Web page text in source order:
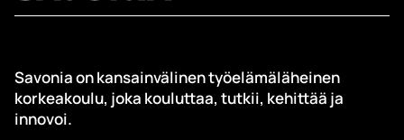
Savonia on kansainvälinen työelämäläheinen
korkeakoulu, joka kouluttaa, tutkii, kehittää ja
innovoi.